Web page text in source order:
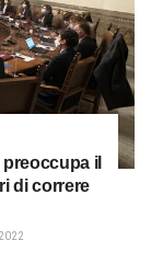
il
di correre